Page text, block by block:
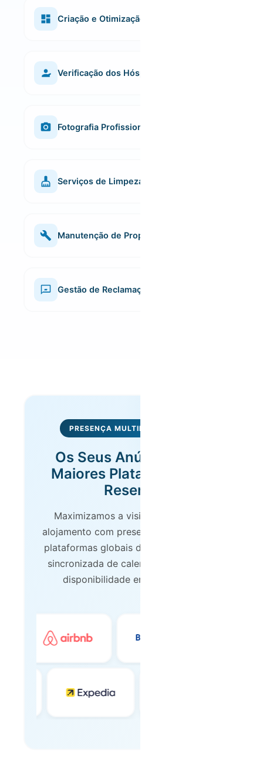
licenciamento e assegurando a conformidade com
os requisitos legais.
Criação e Otimização de Anúncios
imóvel e aumentam a taxa de conversão em
reservas.
Verificação dos Hóspedes
responsáveis e de confiança.
Fotografia Profissional
o espaço, despertam interesse e destacam o
anúncio num mercado altamente competitivo.
Serviços de Limpeza
mantendo elevados padrões de higiene e
apresentação.
Manutenção de Propriedades
estado do imóvel a longo prazo.
Gestão de Reclamações e Avaliações
PRESENÇA MULTIPLATAFORMA
Os Seus Anúncios nas
Maiores Plataformas de
Reserva
Maximizamos a visibilidade do seu
alojamento com presença nas principais
plataformas globais de reserva. Gestão
sincronizada de calendários, preços e
disponibilidade em tempo real.